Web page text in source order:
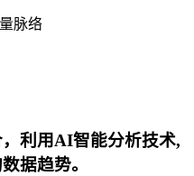
脉络
利用AI智能分析技术,
据趋势。